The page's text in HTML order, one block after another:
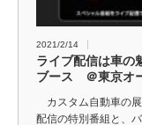
2021/2/14
ライブ配信は車
ブース ＠東京オ
カスタム自動車の
配信の特別番組と、